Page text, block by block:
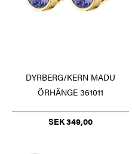
DYRBERG/KERN MADU
ÖRHÄNGE 361011
SEK 349,00